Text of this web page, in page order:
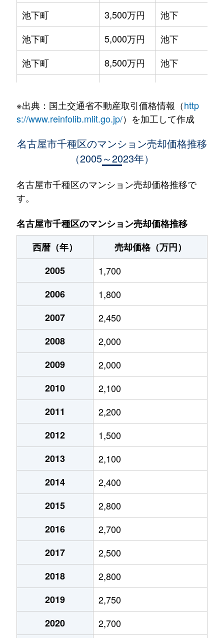
池下町
3,500万円
池下
池下町
5,000万円
池下
池下町
8,500万円
池下
池園町
240万円
本山(愛知)
410万円
池園町
5,800万円
本山(愛知)
池園町
池園町
320万円
本山(愛知)
猪高町大字猪子石
940万円
茶屋ケ坂
猪高町大字猪子石
570万円
猪高町大字猪子石
650万円
茶屋ケ坂
今池
1,200万円
今池(愛知)
今池
1,400万円
今池(愛知)
今池
1,300万円
今池(愛知)
今池
1,100万円
今池(愛知)
今池
1,900万円
今池(愛知)
今池
1,200万円
今池(愛知)
今池
3,700万円
今池(愛知)
今池
2,000万円
今池(愛知)
今池
1,700万円
今池(愛知)
今池
1,700万円
今池(愛知)
今池
1,200万円
今池(愛知)
今池
1,700万円
今池(愛知)
今池
2,200万円
今池(愛知)
※出典：国土交通省不動産取引価格情報（http
s://www.reinfolib.mlit.go.jp/）を加工して作成
名古屋市千種区のマンション売却価格推移
（2005～2023年）
名古屋市千種区のマンション売却価格推移で
す。
名古屋市千種区のマンション売却価格推移
西暦（年）
売却価格（万円）
2005
1,700
2006
1,800
2007
2,450
2008
2,000
2009
2,000
2010
2,100
2011
2,200
2012
1,500
2013
2,100
2014
2,400
2015
2,800
2016
2,700
2017
2,500
2018
2,800
2019
2,750
2020
2,700